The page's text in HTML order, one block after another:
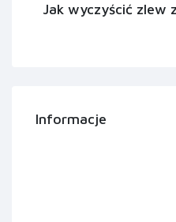
Jak wyczyścić zlew
Informacje